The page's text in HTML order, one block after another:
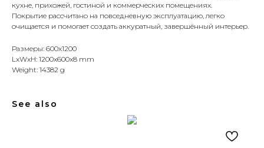
кухне, прихожей, гостиной и коммерческих помещениях.
Покрытие рассчитано на повседневную эксплуатацию, легко
очищается и помогает создать аккуратный, завершённый интерьер.
Размеры: 600x1200
LxWxH: 1200x600x8 mm
Weight: 14382 g
See also